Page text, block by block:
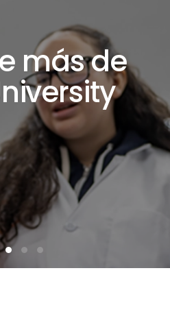
más de